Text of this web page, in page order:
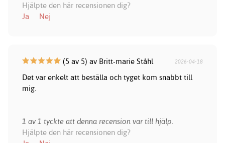
Hjälpte den här recensionen dig?
Ja
Nej
(5 av 5) av Britt-marie Ståhl 2026-04-18
Det var enkelt att beställa och tyget kom snabbt till
mig.
1 av 1 tyckte att denna recension var till hjälp.
Hjälpte den här recensionen dig?